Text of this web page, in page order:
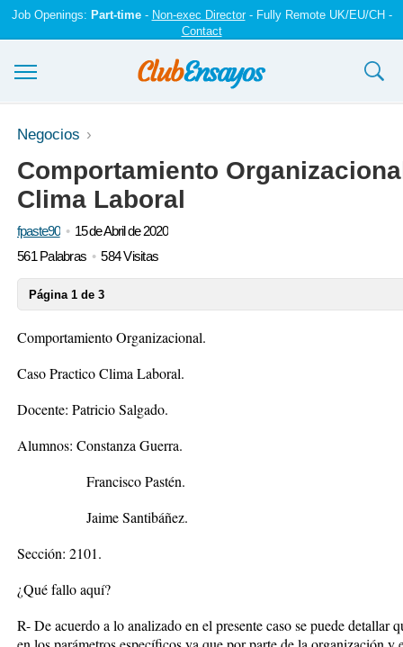
Job Openings: Part-time- Non-exec Director- Fully Remote UK/EU/CH -
Contact
Ensayos y trabajos
Registrarse
Iniciar sesión
Negocios
Comportamiento
Clima Laboral
fpaste90
15 de Abril de 2020
561 Palabras
584 Visitas
Página 1 de 3
Comportamiento Organizacional.
Caso Practico Clima Laboral.
Docente: Patricio Salgado.
Alumnos: Constanza Guerra.
Francisco Pastén.
Jaime Santibáñez.
Sección: 2101.
¿Qué fallo aquí?
R- De acuerdo a lo analizado en el presente caso se puede detallar